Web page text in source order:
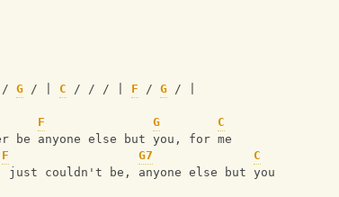
/ G / | C / / / | F / G / |
F G
C
be anyone else but you, for me
F
G7
C
just couldn't be, anyone else but you